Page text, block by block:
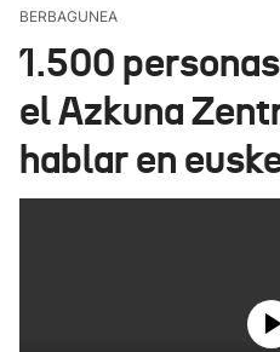
BERBAGUNEA
1.500
el Azkuna
hablar en